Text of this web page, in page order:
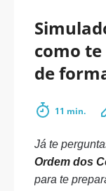
como
de
11 min.
Já te
Ordem dos
para te